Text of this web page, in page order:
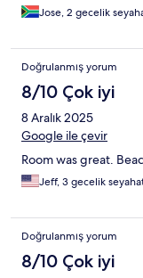
Jose, 2 gecelik
Doğrulanmış yorum
8/10 Çok iyi
8 Aralık 2025
Google ile çevir
Room was great.
Jeff, 3 gecelik
Doğrulanmış yorum
8/10 Çok iyi